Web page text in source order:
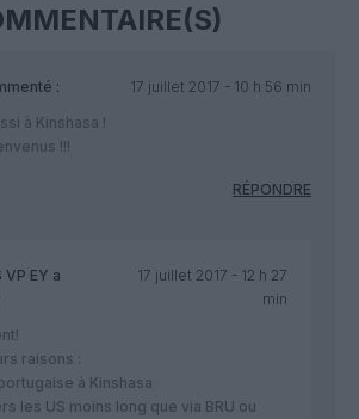
:
17 juillet 2017 - 10 h 56 min
à Kinshasa !
!!!
RÉPONDRE
VP EY a
17 juillet 2017 - 12 h 27
min
raisons :
à Kinshasa
les US moins long que via BRU ou